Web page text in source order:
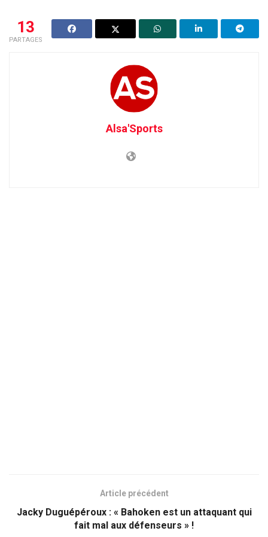
13
PARTAGES
Alsa'Sports
Article précédent
Jacky Duguépéroux : « Bahoken est un attaquant qui
fait mal aux défenseurs » !